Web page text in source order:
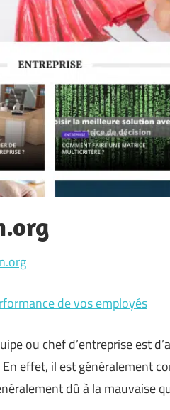
de vos employés
ou chef d’entreprise est
effet, il est généralement
dû à la mauvaise